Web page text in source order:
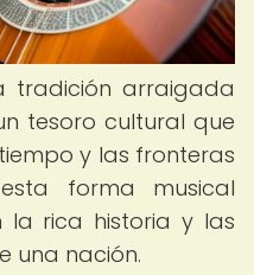
tradición arraigada
tesoro cultural que
y las fronteras
forma musical
la rica historia y las
una nación.